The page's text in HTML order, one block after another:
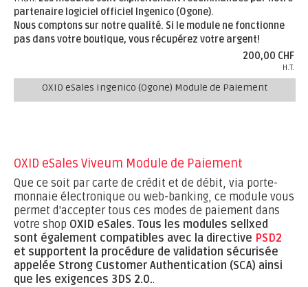
partenaire logiciel officiel Ingenico (Ogone).
Nous comptons sur notre qualité. Si le module ne fonctionne
pas dans votre boutique, vous récupérez votre argent!
200,00 CHF
H.T.
OXID eSales Ingenico (Ogone) Module de Paiement
OXID eSales Viveum Module de Paiement
Que ce soit par carte de crédit et de débit, via porte-
monnaie électronique ou web-banking, ce module vous
permet d'accepter tous ces modes de paiement dans
votre shop OXID eSales. Tous les modules sellxed
sont également compatibles avec la directive PSD2
et supportent la procédure de validation sécurisée
appelée Strong Customer Authentication (SCA) ainsi
que les exigences 3DS 2.0..